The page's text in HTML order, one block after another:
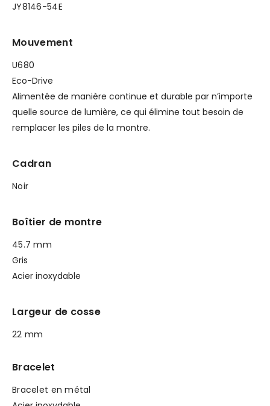
JY8146-54E
Mouvement
U680
Eco-Drive
Alimentée de manière continue et durable par n’importe
quelle source de lumière, ce qui élimine tout besoin de
remplacer les piles de la montre.
Cadran
Noir
Boîtier de montre
45.7 mm
Gris
Acier inoxydable
Largeur de cosse
22 mm
Bracelet
Bracelet en métal